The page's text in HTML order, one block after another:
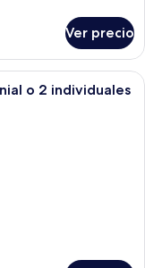
Ver precio
con cama, dos
o 2 individuales